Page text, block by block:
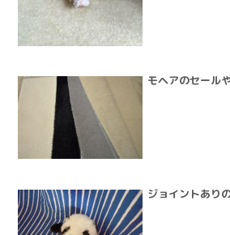
モヘアのセール
ジョイントあり